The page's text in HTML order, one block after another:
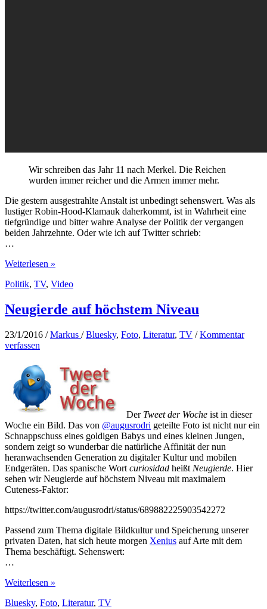
Wir schreiben das Jahr 11 nach Merkel. Die Reichen
wurden immer reicher und die Armen immer mehr.
Die gestern ausgestrahlte Anstalt ist unbedingt sehenswert. Was als
lustiger Robin-Hood-Klamauk daherkommt, ist in Wahrheit eine
tiefgründige und bitter wahre Analyse der Politik der vergangen
beiden Jahrzehnte. Oder wie ich auf Twitter schrieb:
…
Die
zur
Politik
unter
der
Sozialdemokratie
Weiterlesen »
Politik, TV, Video
Neugierde auf höchstem Niveau
23/1/2016 /Markus /Bluesky, Foto, Literatur, TV /Kommentar
verfassen
Der Tweet der Woche ist in dieser
Woche ein Bild. Das von @augusrodri geteilte Foto ist nicht nur ein
Schnappschuss eines goldigen Babys und eines kleinen Jungen,
sondern zeigt so wunderbar die natürliche Affinität der nun
heranwachsenden Generation zu digitaler Kultur und mobilen
Endgeräten. Das spanische Wort curiosidad heißt Neugierde. Hier
sehen wir Neugierde auf höchstem Niveau mit maximalem
Cuteness-Faktor:
https://twitter.com/augusrodri/status/689882225903542272
Passend zum Thema digitale Bildkultur und Speicherung unserer
privaten Daten, hat sich heute morgen Xenius auf Arte mit dem
Thema beschäftigt. Sehenswert:
…
Neugierde
höchstem
Weiterlesen »
Bluesky, Foto, Literatur, TV